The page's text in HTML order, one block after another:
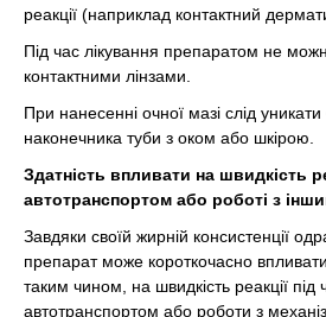
реакції (наприклад контактний
Під час лікування препаратом не
контактними лінзами.
При нанесенні очної мазі слід
наконечника туби з оком або шкірою.
Здатність впливати на швидкість
автотранспортом або роботі з
Завдяки своїй жирній консистенції
препарат може короткочасно впливати
таким чином, на швидкість реакції під
автотранспортом або роботи з